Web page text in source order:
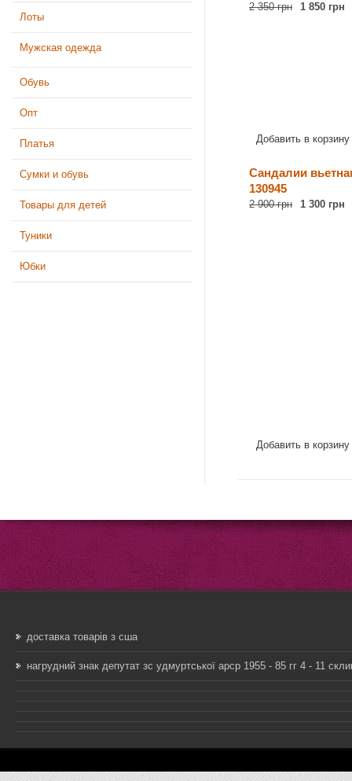
Лоты
Мужская одежда
Обувь
Опт
Платья
Сумки и обувь
Товары для детей
Туники
Юбки
2 350 грн 1 850 грн
Добавить в корзину
Сандалии
130945
2 900 грн 1 300 грн
Добавить в корзину
доставка товарів з сша
нагрудний знак депутат зс удмуртської арср 1955 - 85 гг 4 - 11